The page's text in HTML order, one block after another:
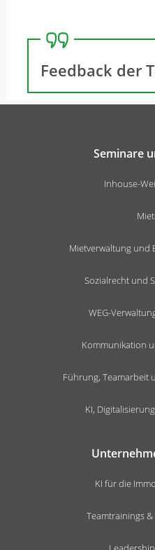
Feedback der
Seminare
Inhouse-
Mietverwaltung und
Sozialrecht und
WEG-
Kommunikation
Führung, Teamarbeit
KI,
KI für die
Teamtrainings